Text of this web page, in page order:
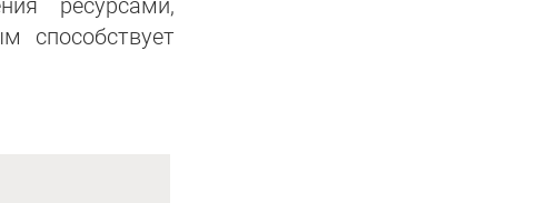
ресурсами,
способствует